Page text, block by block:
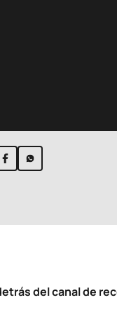
del canal de